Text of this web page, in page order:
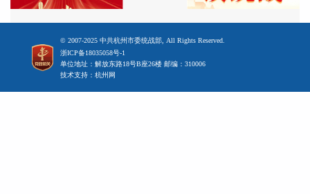
© 2007-2025 中共杭州市委统战部, All Rights Reserved.
浙ICP备18035058号-1
单位地址：解放东路18号B座26楼 邮编：310006
技术支持：杭州网